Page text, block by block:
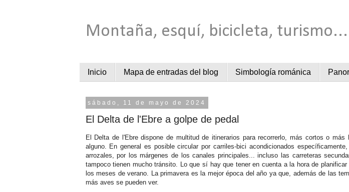
Montaña, esquí, bicicleta,
Inicio Mapa de entradas del blog Simbología románica
sábado, 11 de mayo de 2024
El Delta de l'Ebre a golpe de pedal
El Delta de l'Ebre dispone de multitud de itinerarios para recorrerlo, más cortos o más
alguno. En general es posible circular por carriles-bici acondicionados
arrozales, por los márgenes de los canales principales... incluso las carreteras
tampoco tienen mucho tránsito. Lo que sí hay que tener en cuenta a la hora de
los meses de verano. La primavera es la mejor época del año ya que, además de las
más aves se pueden ver.